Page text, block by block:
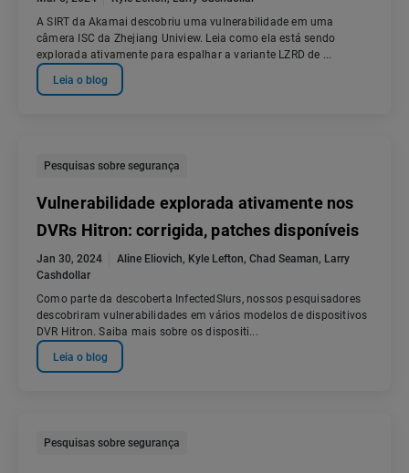
A SIRT da Akamai descobriu uma vulnerabilidade em uma
câmera ISC da Zhejiang Uniview. Leia como ela está sendo
explorada ativamente para espalhar a variante LZRD de ...
Leia o blog
Pesquisas sobre segurança
Vulnerabilidade explorada ativamente nos
DVRs Hitron: corrigida, patches disponíveis
Jan 30, 2024 Aline Eliovich, Kyle Lefton, Chad Seaman, Larry
Cashdollar
Como parte da descoberta InfectedSlurs, nossos pesquisadores
descobriram vulnerabilidades em vários modelos de dispositivos
DVR Hitron. Saiba mais sobre os dispositi...
Leia o blog
Pesquisas sobre segurança